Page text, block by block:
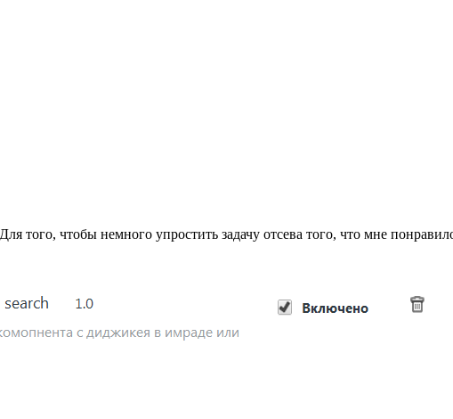
чтобы немного упростить задачу отсева того, что мне